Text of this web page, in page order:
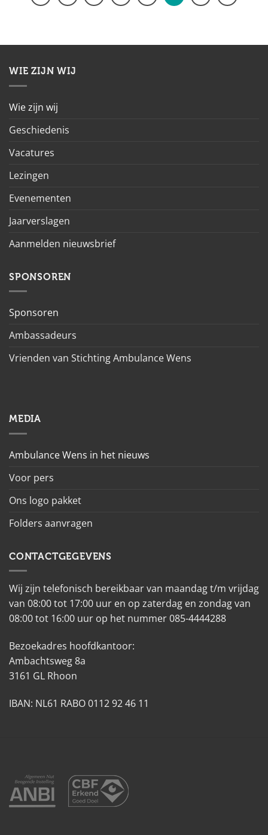
WIE ZIJN WIJ
Wie zijn wij
Geschiedenis
Vacatures
Lezingen
Evenementen
Jaarverslagen
Aanmelden nieuwsbrief
SPONSOREN
Sponsoren
Ambassadeurs
Vrienden van Stichting Ambulance Wens
MEDIA
Ambulance Wens in het nieuws
Voor pers
Ons logo pakket
Folders aanvragen
CONTACTGEGEVENS
Wij zijn telefonisch bereikbaar van maandag t/m vrijdag
van 08:00 tot 17:00 uur en op zaterdag en zondag van
08:00 tot 16:00 uur op het nummer 085-4444288
Bezoekadres hoofdkantoor:
Ambachtsweg 8a
3161 GL Rhoon
IBAN: NL61 RABO 0112 92 46 11